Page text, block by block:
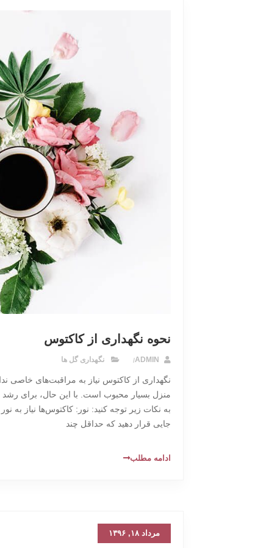
نحوه نگهداری از کاکتوس
نگهداری گل ها
نگهداری از کاکتوس نیاز به مراقبت‌های خاصی
منزل بسیار محبوب است. با این حال، برای
به نکات زیر توجه کنید: نور: کاکتوس‌ها نیاز به
جایی قرار دهید که حداقل چند
ادامه مطلب
مرداد ۱۸, ۱۳۹۶